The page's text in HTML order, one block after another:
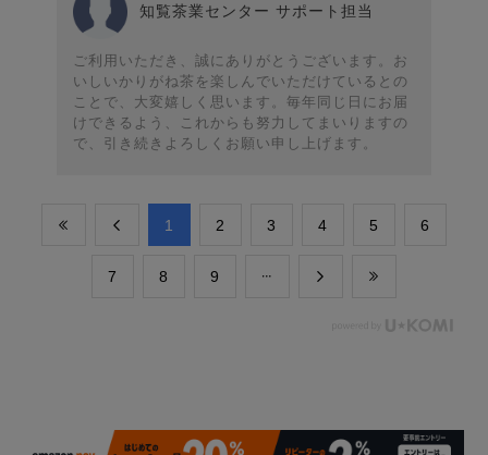
知覧茶業センター サポート担当
ご利用いただき、誠にありがとうございます。お
いしいかりがね茶を楽しんでいただけているとの
ことで、大変嬉しく思います。毎年同じ日にお届
けできるよう、これからも努力してまいりますの
で、引き続きよろしくお願い申し上げます。
​1 ​2 ​3 ​4 ​5 ​6
​7 ​8 ​9